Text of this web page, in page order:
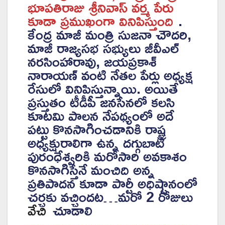
భూపతిరాజు శ్రీనివాస్ వర్మ పేరు
కూడా ప్రముఖంగా వినిపిస్తుంది .
కేంద్ర మాజీ మంత్రి సుజనా చౌదరి,
మాజీ రాజ్యసభ సభ్యులు జీవీఎల్‌
నరసింహారావు, జయప్రకాశ్
నారాయణ్ వంటి నేతల పేర్లు అధ్యక్ష
రేసులో వినిపిస్తున్నాయి. అయితే
ప్రస్తుతం టీడీపీ జనసేనలో కలసి
కూటమి పాలన నేపథ్యంలో అదే
పట్టు కొనసాగించడానికి రాష్ట్ర
అధ్యక్షురాలిగా ఉన్న దగ్గుబాటి
పురంధేశ్వరికి మరోసారి అవకాశం
కొనసాగిస్తేనే మంచిది అన్న
ప్రతిపాదన కూడా పార్టీ అధిష్టానంలో
చర్చకు వచ్చిందట…మరో 2 రోజులు
వేచిచూడాలి